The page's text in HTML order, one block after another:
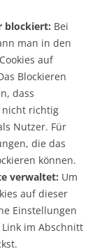
blockiert: Bei
man in den
auf
Blockieren
dass
nicht richtig
Nutzer. Für
die das
können.
verwaltet: Um
auf dieser
Einstellungen
im Abschnitt